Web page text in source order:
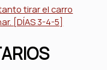
tirar el carro
[DÍAS 3-4-5]